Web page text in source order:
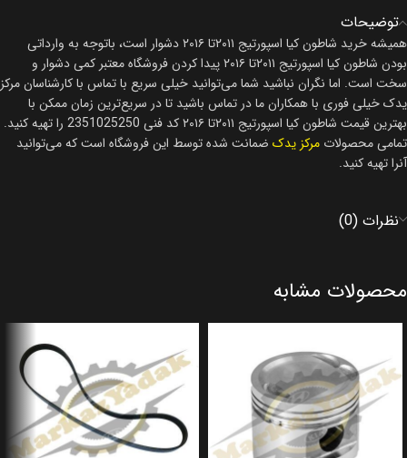
توضیحات
همیشه خرید شاطون کیا اسپورتیج ۲۰۱۱تا ۲۰۱۶ دشوار است، باتوجه به وارداتی
بودن شاطون کیا اسپورتیج ۲۰۱۱تا ۲۰۱۶ پیدا کردن فروشگاه معتبر کمی دشوار و
سخت است. اما نگران نباشید شما می‌توانید خیلی سریع با تماس با کارشناسان مرکز
یدک خیلی فوری با همکاران ما در تماس باشید تا در سریع‌ترین زمان ممکن با
بهترین قیمت شاطون کیا اسپورتیج ۲۰۱۱تا ۲۰۱۶ کد فنی 2351025250 را تهیه کنید.
تمامی محصولات مرکز یدک ضمانت شده توسط این فروشگاه است که می‌توانید
آنرا تهیه کنید.
نظرات (0)
محصولات مشابه